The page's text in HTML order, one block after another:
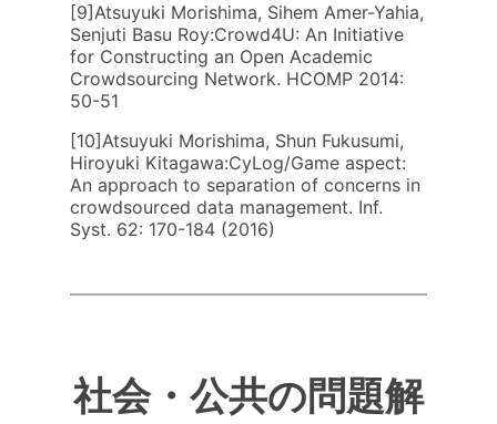
[9]Atsuyuki Morishima, Sihem Amer-Yahia,
Senjuti Basu Roy:Crowd4U: An Initiative
for Constructing an Open Academic
Crowdsourcing Network. HCOMP 2014:
50-51
[10]Atsuyuki Morishima, Shun Fukusumi,
Hiroyuki Kitagawa:CyLog/Game aspect:
An approach to separation of concerns in
crowdsourced data management. Inf.
Syst. 62: 170-184 (2016)
社会・公共の問題解